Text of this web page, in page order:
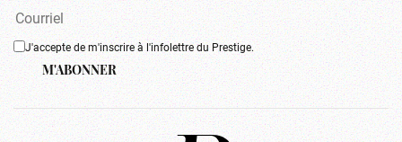
J'accepte de m'inscrire à l'infolettre du Prestige.
M'ABONNER